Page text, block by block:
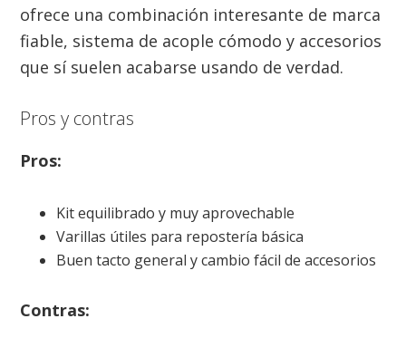
ofrece una combinación interesante de marca
fiable, sistema de acople cómodo y accesorios
que sí suelen acabarse usando de verdad.
Pros y contras
Pros:
Kit equilibrado y muy aprovechable
Varillas útiles para repostería básica
Buen tacto general y cambio fácil de accesorios
Contras: